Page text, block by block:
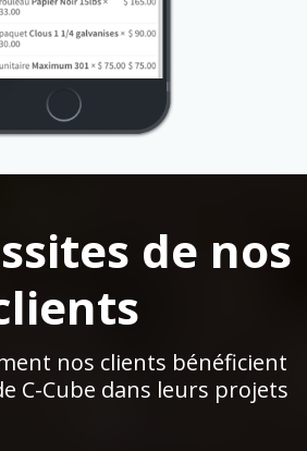
de nos
nos clients bénéficient
C-Cube dans leurs projets